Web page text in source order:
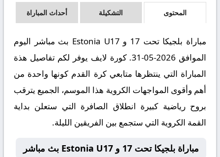
المحتوى التشكيلة أحداث المباراة
مباراة بلجيكا تحت 17 و Estonia U17 بث مباشر اليوم
الموافق 2026-05-31. كورة لايف يوفر لكم تفاصيل هذة
المباراة التي ينتظرها متابعي كرة القدم كونها واحدة من
أهم وأقوى المواجهات الكروية هذا الموسم، الجميع يترقب
بروح رياضية كبيرة انطلاق الصافرة التي ستعلن بداية
القمة الكروية التي ستجمع بين الفريقين الليلة.
مباراة بلجيكا تحت 17 و Estonia U17 بث مباشر